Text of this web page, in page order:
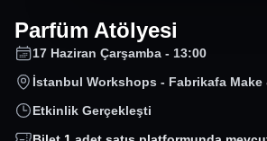
Parfüm Atölyesi
17 Haziran Çarşamba - 13:00
İstanbul Workshops - Fabrikafa Make
Etkinlik Gerçekleşti